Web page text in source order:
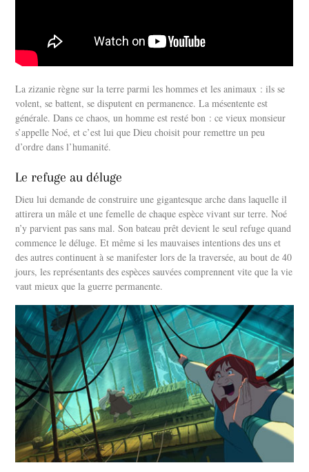
La zizanie règne sur la terre parmi les hommes et les animaux : ils se
volent, se battent, se disputent en permanence. La mésentente est
générale. Dans ce chaos, un homme est resté bon : ce vieux monsieur
s’appelle Noé, et c’est lui que Dieu choisit pour remettre un peu
d’ordre dans l’humanité.
Le refuge au déluge
Dieu lui demande de construire une gigantesque arche dans laquelle il
attirera un mâle et une femelle de chaque espèce vivant sur terre. Noé
n’y parvient pas sans mal. Son bateau prêt devient le seul refuge quand
commence le déluge. Et même si les mauvaises intentions des uns et
des autres continuent à se manifester lors de la traversée, au bout de 40
jours, les représentants des espèces sauvées comprennent vite que la vie
vaut mieux que la guerre permanente.